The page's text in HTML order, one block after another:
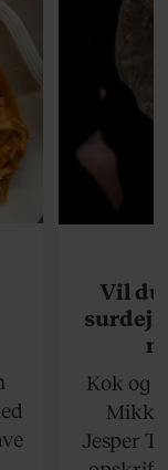
Vil du
Kok og
Jesper